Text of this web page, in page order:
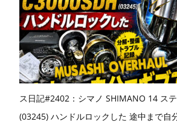
ス日記#2402：シマノ SHIMANO 14 ス
(03245) ハンドルロックした 途中まで自